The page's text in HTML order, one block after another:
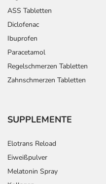
ASS Tabletten
Diclofenac
Ibuprofen
Paracetamol
Regelschmerzen Tabletten
Zahnschmerzen Tabletten
SUPPLEMENTE
Elotrans Reload
Eiweißpulver
Melatonin Spray